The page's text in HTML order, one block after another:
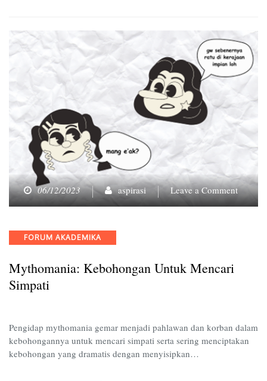
06/12/2023 aspirasi Leave a Commenton
Categories
FORUM AKADEMIKA
Mythomania: Kebohongan Untuk Mencari
Simpati
Pengidap mythomania gemar menjadi pahlawan dan korban dalam
kebohongannya untuk mencari simpati serta sering menciptakan
kebohongan yang dramatis dengan menyisipkan…